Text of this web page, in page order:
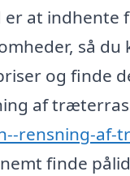
er at indhente
så du
og finde
af
rensning-af-
finde